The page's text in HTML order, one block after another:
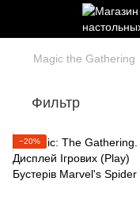
Magic the Gathering
Фильтр
−20%